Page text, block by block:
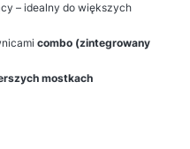
– idealny do większych
combo (zintegrowany
mostkach